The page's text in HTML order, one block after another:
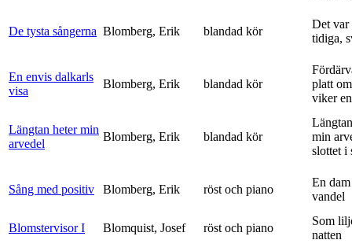
De tysta sångerna Blomberg, Erik blandad kör
Det var
tidiga,
En envis dalkarls
visa
Blomberg, Erik blandad kör
platt
viker
Längtan heter min
arvedel
Blomberg, Erik blandad kör
min
slottet i
Sång med positiv Blomberg, Erik röst och piano
En
vandel
Blomstervisor I Blomquist, Josef röst och piano
Som
natten